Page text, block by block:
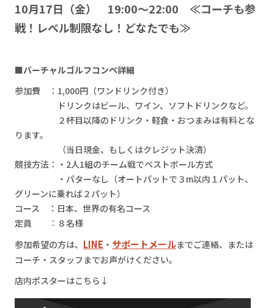
10月17日（金） 19:00〜22:00 ≪コーチも参
戦！レベル制限なし！どなたでも≫
■バーチャルゴルフコンペ詳細
参加費 ：1,000円（ワンドリンク付き）
ドリンクはビール、ワイン、ソフトドリンクなど。
２杯目以降のドリンク・軽食・おつまみは有料とな
ります。
（当日現金、もしくはクレジット決済）
競技方法：・2人1組のチーム戦でベストボール方式
・パターなし（オートパットで３m以内１パット、
グリーンに乗れば２パット）
コース ：日本、世界の有名コース
定員 ：８名様
参加希望の方は、 LINE ・ サポートメールまでご連絡、または
コーチ・スタッフまでお声がけください。
店内ポスターはこちら↓